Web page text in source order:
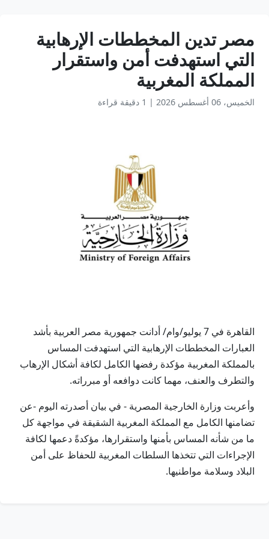
مصر تدين المخططات الإرهابية
التي استهدفت أمن واستقرار
المملكة المغربية
الخميس، 06 أغسطس 2026 | 1 دقيقة قراءة
القاهرة في 7 يوليو/وام/ أدانت جمهورية مصر العربية بأشد
العبارات المخططات الإرهابية التي استهدفت المساس
بالمملكة المغربية مؤكدة رفضها الكامل لكافة أشكال الإرهاب
والتطرف والعنف، مهما كانت دوافعه أو مبرراته.
وأعربت وزارة الخارجية المصرية - في بيان أصدرته اليوم -عن
تضامنها الكامل مع المملكة المغربية الشقيقة في مواجهة كل
ما من شأنه المساس بأمنها واستقرارها، مؤكدةً دعمها لكافة
الإجراءات التي تتخذها السلطات المغربية للحفاظ على أمن
البلاد وسلامة مواطنيها.